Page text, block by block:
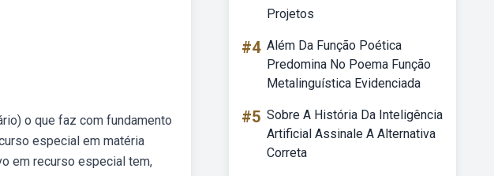
o que faz com fundamento
especial em matéria
em recurso especial tem,
Projetos
#4 Além Da Função Poética
Predomina No Poema Função
Metalinguística Evidenciada
#5 Sobre A História Da Inteligência
Artificial Assinale A Alternativa
Correta